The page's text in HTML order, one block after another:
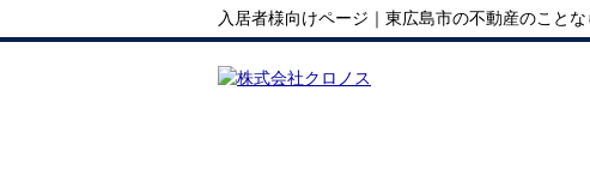
入居者様向けページ｜東広島市の不動産のこと